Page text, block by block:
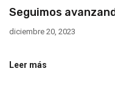
Seguimos
diciembre 20, 2023
Leer más